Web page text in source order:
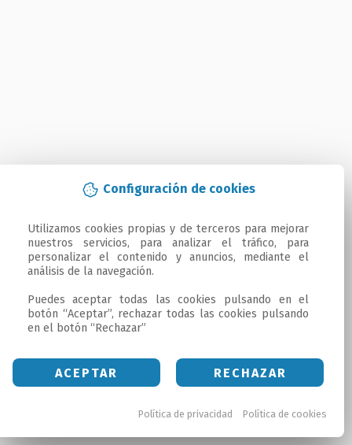
Configuración de cookies
Utilizamos cookies propias y de terceros para mejorar
nuestros servicios, para analizar el tráfico, para
personalizar el contenido y anuncios, mediante el
análisis de la navegación.
Puedes aceptar todas las cookies pulsando en el
botón “Aceptar”, rechazar todas las cookies pulsando
en el botón “Rechazar”
ACEPTAR RECHAZAR
Política de privacidad Política de cookies